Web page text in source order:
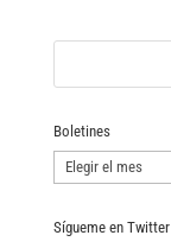
Boletines
Boletines
Sígueme en Twitter